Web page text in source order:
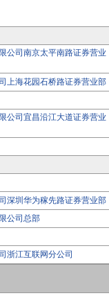
公司南京太平南路证券营业
上海花园石桥路证券营业部
公司宜昌沿江大道证券营业
深圳华为稼先路证券营业部
公司总部
浙江互联网分公司